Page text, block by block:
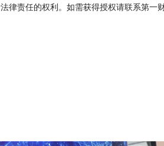
律责任的权利。如需获得授权请联系第一